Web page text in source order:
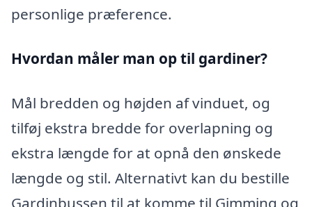
personlige præference.
Hvordan måler man op til gardiner?
Mål bredden og højden af vinduet, og
tilføj ekstra bredde for overlapning og
ekstra længde for at opnå den ønskede
længde og stil. Alternativt kan du bestille
Gardinbussen til at komme til Gimming og